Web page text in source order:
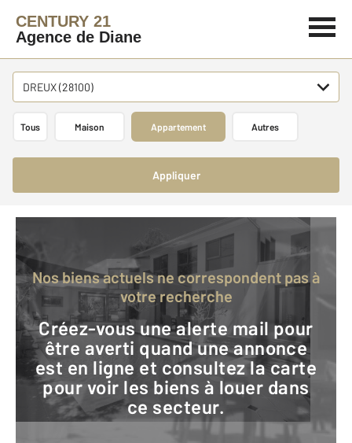
CENTURY 21
Agence de Diane
DREUX (28100)
Tous Maison Appartement Autres
Appliquer
Nos biens actuels ne correspondent pas à
votre recherche
Créez-vous une alerte mail pour
être averti quand une annonce
est en ligne et consultez la carte
pour voir les biens à louer dans
ce secteur.